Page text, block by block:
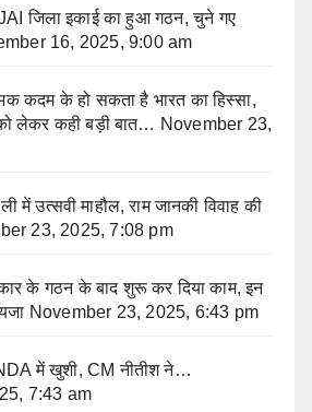
जिला इकाई का हुआ गठन, चुने गए
16, 2025, 9:00 am
कदम के हो सकता है भारत का हिस्सा,
लेकर कही बड़ी बात… November 23,
में उत्सवी माहौल, राम जानकी विवाह की
23, 2025, 7:08 pm
के गठन के बाद शुरू कर दिया काम, इन
November 23, 2025, 6:43 pm
में खुशी, CM नीतीश ने…
7:43 am